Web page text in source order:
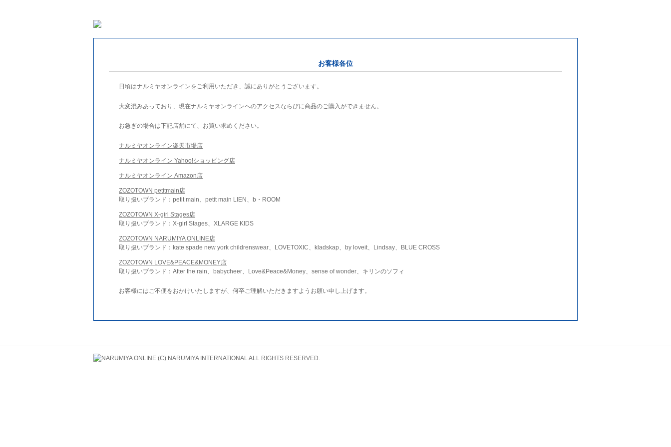
お客様各位
日頃はナルミヤオンラインをご利用いただき、誠にありがとうございます。
大変混みあっており、現在ナルミヤオンラインへのアクセスならびに商品のご購入ができません。
お急ぎの場合は下記店舗にて、お買い求めください。
ナルミヤオンライン楽天市場店
ナルミヤオンライン Yahoo!ショッピング店
ナルミヤオンライン Amazon店
ZOZOTOWN petitmain店
取り扱いブランド：petit main、petit main LIEN、b・ROOM
ZOZOTOWN X-girl Stages店
取り扱いブランド：X-girl Stages、XLARGE KIDS
ZOZOTOWN NARUMIYA ONLINE店
取り扱いブランド：kate spade new york childrenswear、LOVETOXIC、kladskap、by loveit、Lindsay、BLUE CROSS
ZOZOTOWN LOVE&PEACE&MONEY店
取り扱いブランド：After the rain、babycheer、Love&Peace&Money、sense of wonder、キリンのソフィ
お客様にはご不便をおかけいたしますが、何卒ご理解いただきますようお願い申し上げます。